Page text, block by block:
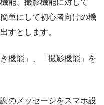
能、撮影機能に対して
単にして初心者向けの機
すとします。
機能」、「撮影機能」を
のメッセージをスマホ設